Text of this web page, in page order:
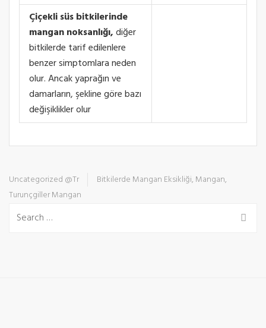
Çiçekli süs bitkilerinde
mangan noksanlığı,diğer
bitkilerde tarif edilenlere
benzer simptomlara neden
olur. Ancak yaprağın ve
damarların, şekline göre bazı
değişiklikler olur
Uncategorized @tr Bitkilerde Mangan Eksikliği, Mangan,
Turunçgiller Mangan